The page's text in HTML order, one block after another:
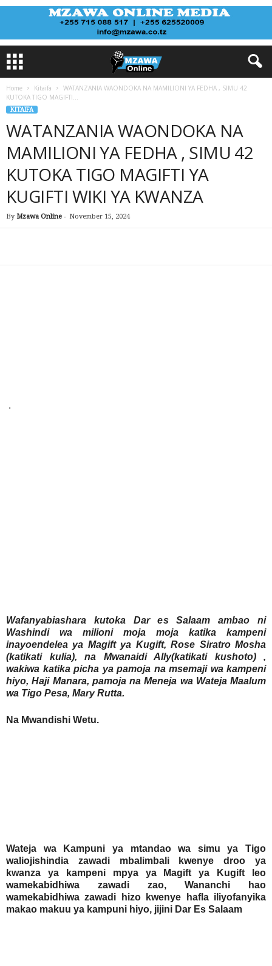
Home Kitaifa
WATANZANIA WAONDOKA NA MAMILIONI YA FEDHA , SIMU 42
KUTOKA TIGO MAGIFTI...
KITAIFA
WATANZANIA WAONDOKA NA
MAMILIONI YA FEDHA , SIMU 42
KUTOKA TIGO MAGIFTI YA
KUGIFTI WIKI YA KWANZA
By Mzawa Online - November 15, 2024
.
Wafanyabiashara kutoka Dar es Salaam ambao ni
Washindi wa milioni moja moja katika kampeni
inayoendelea ya Magift ya Kugift, Rose Siratro Mosha
(katikati kulia), na Mwanaidi Ally(katikati kushoto) ,
wakiwa katika picha ya pamoja na msemaji wa kampeni
hiyo, Haji Manara, pamoja na Meneja wa Wateja Maalum
wa Tigo Pesa, Mary Rutta.
Na Mwandishi Wetu.
Wateja wa Kampuni ya mtandao wa simu ya Tigo
waliojishindia zawadi mbalimbali kwenye droo ya
kwanza ya kampeni mpya ya Magift ya Kugift leo
wamekabidhiwa zawadi zao, Wananchi hao
wamekabidhiwa zawadi hizo kwenye hafla iliyofanyika
makao makuu ya kampuni hiyo, jijini Dar Es Salaam